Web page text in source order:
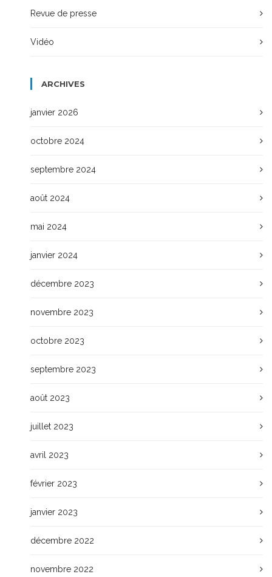
Revue de presse
Vidéo
ARCHIVES
janvier 2026
octobre 2024
septembre 2024
août 2024
mai 2024
janvier 2024
décembre 2023
novembre 2023
octobre 2023
septembre 2023
août 2023
juillet 2023
avril 2023
février 2023
janvier 2023
décembre 2022
novembre 2022